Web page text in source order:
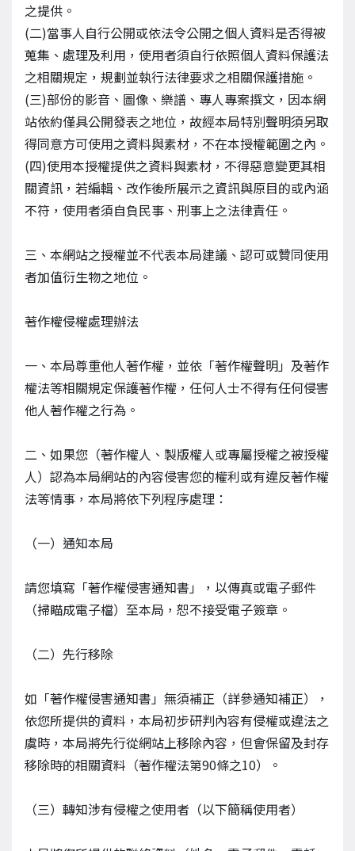
之提供。
(二)當事人自行公開或依法令公開之個人資料是否得被
蒐集、處理及利用，使用者須自行依照個人資料保護法
之相關規定，規劃並執行法律要求之相關保護措施。
(三)部份的影音、圖像、樂譜、專人專案撰文，因本網
站依約僅具公開發表之地位，故經本局特別聲明須另取
得同意方可使用之資料與素材，不在本授權範圍之內。
(四)使用本授權提供之資料與素材，不得惡意變更其相
關資訊，若編輯、改作後所展示之資訊與原目的或內涵
不符，使用者須自負民事、刑事上之法律責任。
三、本網站之授權並不代表本局建議、認可或贊同使用
者加值衍生物之地位。
著作權侵權處理辦法
一、本局尊重他人著作權，並依「著作權聲明」及著作
權法等相關規定保護著作權，任何人士不得有任何侵害
他人著作權之行為。
二、如果您（著作權人、製版權人或專屬授權之被授權
人）認為本局網站的內容侵害您的權利或有違反著作權
法等情事，本局將依下列程序處理：
（一）通知本局
請您填寫「著作權侵害通知書」，以傳真或電子郵件
（掃瞄成電子檔）至本局，恕不接受電子簽章。
（二）先行移除
如「著作權侵害通知書」無須補正（詳參通知補正），
依您所提供的資料，本局初步研判內容有侵權或違法之
虞時，本局將先行從網站上移除內容，但會保留及封存
移除時的相關資料（著作權法第90條之10）。
（三）轉知涉有侵權之使用者（以下簡稱使用者）